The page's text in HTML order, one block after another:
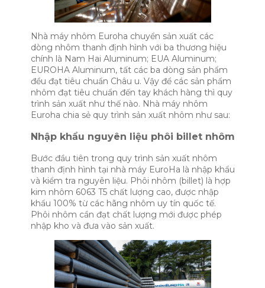
Nhà máy nhôm Euroha chuyển sản xuất các
dòng nhôm thanh định hình với ba thương hiệu
chính là Nam Hai Aluminum; EUA Aluminum;
EUROHA Aluminum, tất các ba dòng sản phẩm
đều đạt tiêu chuẩn Châu u. Vậy để các sản phẩm
nhôm đạt tiêu chuẩn đến tay khách hàng thì quy
trình sản xuất như thế nào. Nhà máy nhôm
Euroha chia sẻ quy trình sản xuất nhôm như sau:
Nhập khẩu nguyên liệu phôi billet nhôm
Bước đầu tiên trong quy trình sản xuất nhôm
thanh định hình tại nhà máy EuroHa là nhập khẩu
và kiểm tra nguyên liệu. Phôi nhôm (billet) là hợp
kim nhôm 6063 T5 chất lượng cao, được nhập
khẩu 100% từ các hãng nhôm uy tín quốc tế.
Phôi nhôm cần đạt chất lượng mới được phép
nhập kho và đưa vào sản xuất.